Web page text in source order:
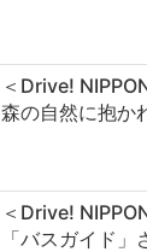
＜Drive!
森の自然に抱か
＜Drive!
「バスガイド